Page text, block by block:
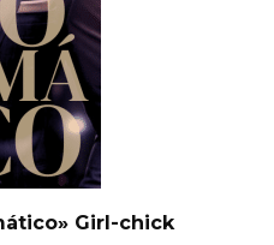
Girl-chick